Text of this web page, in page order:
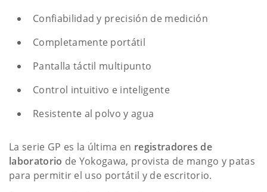
Confiabilidad y precisión de medición
Completamente portátil
Pantalla táctil multipunto
Control intuitivo e inteligente
Resistente al polvo y agua
La serie GP es la última en registradores de
laboratorio de Yokogawa, provista de mango y patas
para permitir el uso portátil y de escritorio.